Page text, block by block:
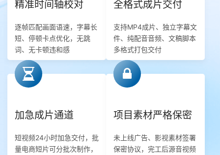
精准时间轴校对
逐帧匹配画面语速，字幕长
短、停顿卡点优化，无跳
词、无卡顿违和感
全格式成片交付
支持MP4成片、独立字幕文
件、纯配音音频、文稿脚本
多格式打包交付
加急成片通道
短视频24小时加急交付，批
量电商短片可分批次制作，
项目素材严格保密
未上线广告、影视素材签署
保密协议，完工后源音视频